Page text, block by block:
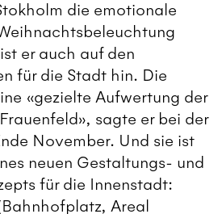
die emotionale
er auch auf den
für die Stadt hin. Die
«gezielte Aufwertung der
sagte er bei der
November. Und sie ist
neuen Gestaltungs- und
für die Innenstadt:
Areal